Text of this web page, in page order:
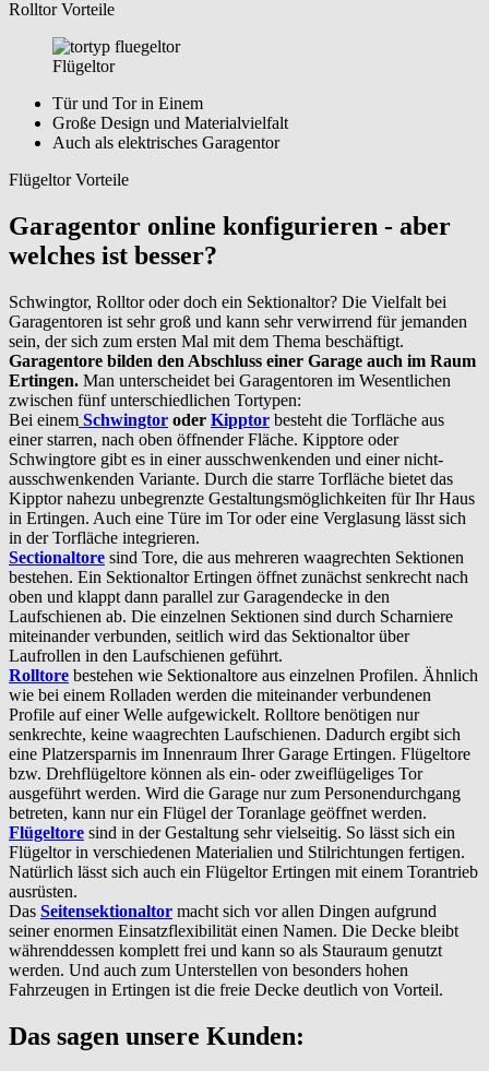
Rolltor Vorteile
Flügeltor
Tür und Tor in Einem
Große Design und Materialvielfalt
Auch als elektrisches Garagentor
Flügeltor Vorteile
Garagentor online konfigurieren - aber
welches ist besser?
Schwingtor, Rolltor oder doch ein Sektionaltor? Die Vielfalt bei
Garagentoren ist sehr groß und kann sehr verwirrend für jemanden
sein, der sich zum ersten Mal mit dem Thema beschäftigt.
Garagentore bilden den Abschluss einer Garage auch im Raum
Ertingen. Man unterscheidet bei Garagentoren im Wesentlichen
zwischen fünf unterschiedlichen Tortypen:
Bei einem Schwingtor oder Kipptor besteht die Torfläche aus
einer starren, nach oben öffnender Fläche. Kipptore oder
Schwingtore gibt es in einer ausschwenkenden und einer nicht-
ausschwenkenden Variante. Durch die starre Torfläche bietet das
Kipptor nahezu unbegrenzte Gestaltungsmöglichkeiten für Ihr Haus
in Ertingen. Auch eine Türe im Tor oder eine Verglasung lässt sich
in der Torfläche integrieren.
Sectionaltore sind Tore, die aus mehreren waagrechten Sektionen
bestehen. Ein Sektionaltor Ertingen öffnet zunächst senkrecht nach
oben und klappt dann parallel zur Garagendecke in den
Laufschienen ab. Die einzelnen Sektionen sind durch Scharniere
miteinander verbunden, seitlich wird das Sektionaltor über
Laufrollen in den Laufschienen geführt.
Rolltore bestehen wie Sektionaltore aus einzelnen Profilen. Ähnlich
wie bei einem Rolladen werden die miteinander verbundenen
Profile auf einer Welle aufgewickelt. Rolltore benötigen nur
senkrechte, keine waagrechten Laufschienen. Dadurch ergibt sich
eine Platzersparnis im Innenraum Ihrer Garage Ertingen. Flügeltore
bzw. Drehflügeltore können als ein- oder zweiflügeliges Tor
ausgeführt werden. Wird die Garage nur zum Personendurchgang
betreten, kann nur ein Flügel der Toranlage geöffnet werden.
Flügeltore sind in der Gestaltung sehr vielseitig. So lässt sich ein
Flügeltor in verschiedenen Materialien und Stilrichtungen fertigen.
Natürlich lässt sich auch ein Flügeltor Ertingen mit einem Torantrieb
ausrüsten.
Das Seitensektionaltor macht sich vor allen Dingen aufgrund
seiner enormen Einsatzflexibilität einen Namen. Die Decke bleibt
währenddessen komplett frei und kann so als Stauraum genutzt
werden. Und auch zum Unterstellen von besonders hohen
Fahrzeugen in Ertingen ist die freie Decke deutlich von Vorteil.
Das sagen unsere Kunden: